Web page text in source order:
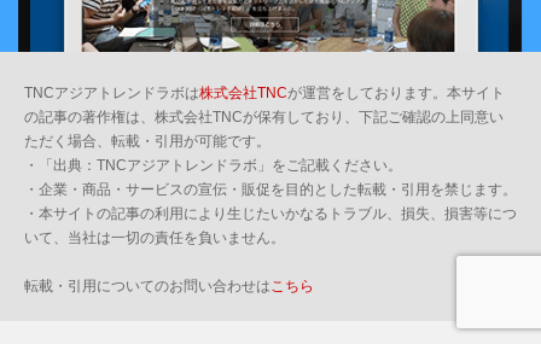
TNCアジアトレンドラボは株式会社TNCが運営をしております。本サイト
の記事の著作権は、株式会社TNCが保有しており、下記ご確認の上同意い
ただく場合、転載・引用が可能です。
・「出典：TNCアジアトレンドラボ」をご記載ください。
・企業・商品・サービスの宣伝・販促を目的とした転載・引用を禁じます。
・本サイトの記事の利用により生じたいかなるトラブル、損失、損害等につ
いて、当社は一切の責任を負いません。
転載・引用についてのお問い合わせは こちら